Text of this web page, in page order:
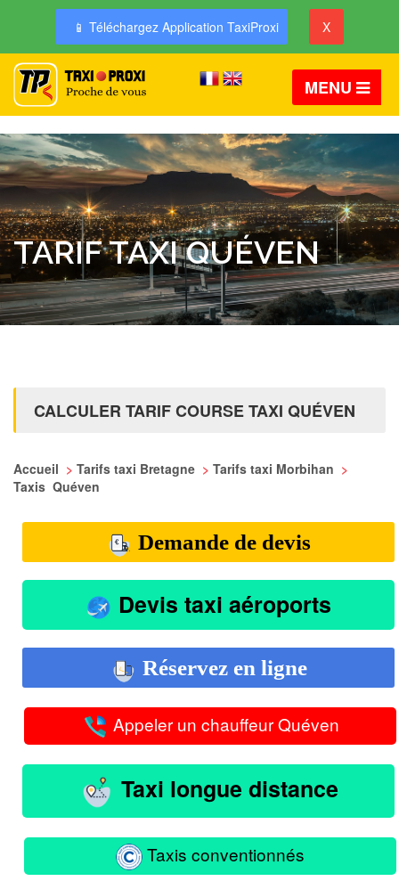
📱 Téléchargez Application TaxiProxi X
MENU
TARIF TAXI QUÉVEN
CALCULER TARIF COURSE TAXI QUÉVEN
Accueil > Tarifs taxi Bretagne > Tarifs taxi Morbihan >
Taxis Quéven
Demande de devis
Devis taxi aéroports
Réservez en ligne
Appeler un chauffeur Quéven
Taxi longue distance
Taxis conventionnés